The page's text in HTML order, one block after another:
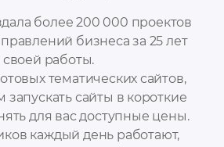
более 200 000 проектов
бизнеса за 25 лет
своей работы.
тематических сайтов,
запускать сайты в короткие
для вас доступные цены.
каждый день работают,